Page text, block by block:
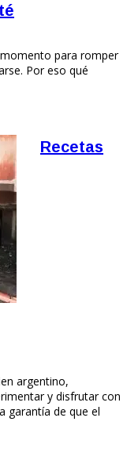
para romper
Por eso qué
Recetas
argentino,
y disfrutar con
garantía de que el